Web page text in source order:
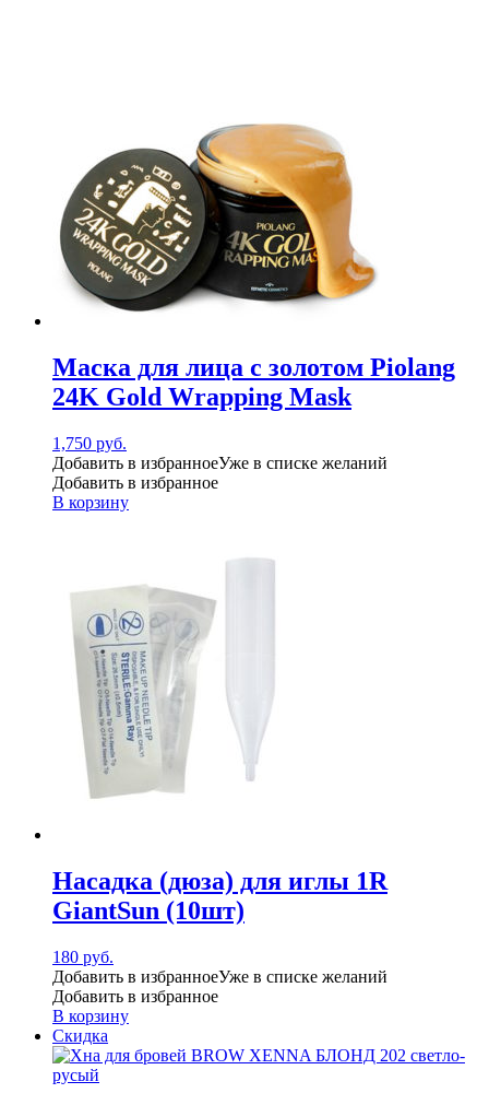
Маска для лица с золотом Piolang
24K Gold Wrapping Mask
1,750 руб.
Добавить в избранноеУже в списке желаний
Добавить в избранное
В корзину
Насадка (дюза) для иглы 1R
GiantSun (10шт)
180 руб.
Добавить в избранноеУже в списке желаний
Добавить в избранное
В корзину
Скидка